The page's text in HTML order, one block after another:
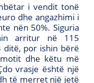
i vendit tonë
dhe angazhimi i
nën 50%. Siguria
arritur në 115
ditë, por ishin bërë
dhe këtu më
vrasje është një
të merret një jetë